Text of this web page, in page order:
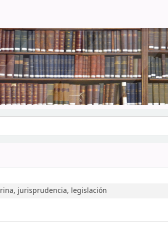
jurisprudencia, legislación